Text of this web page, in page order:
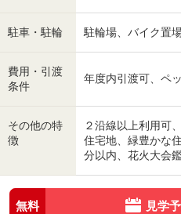
駐車・駐輪 駐輪場、バイク置
費用・引渡
条件
年度内引渡可、ペ
その他の特
徴
２沿線以上利用可
住宅地、緑豊かな
分以内、花火大会
無料 見学